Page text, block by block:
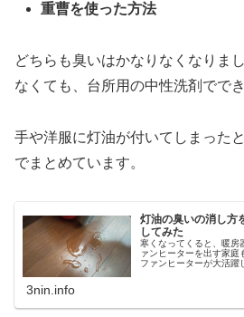
重曹を使った方法
どちらも臭いはかなりなくなりま
なくても、台所用の中性洗剤でで
手や洋服に灯油が付いてしまった
でまとめています。
灯油の臭いの消し方
してみた
寒くなってくると、暖房
ァンヒーターを出す家
ファンヒーターが大活躍
3nin.info